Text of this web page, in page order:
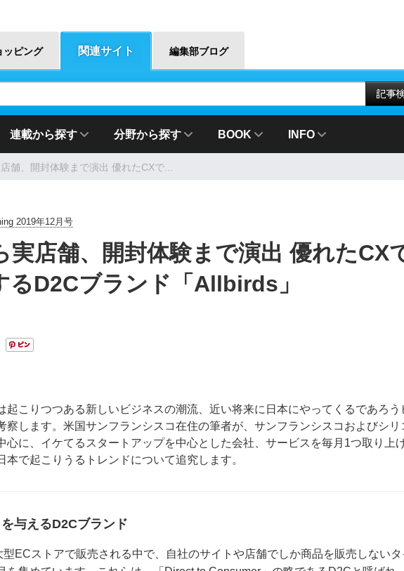
ッピング 関連サイト 編集部ブログ
連載から探す 分野から探す BOOK INFO
舗、開封体験まで演出 優れたCXで...
2019年12月号
実店舗、開封体験まで演出 優れたCX
るD2Cブランド「Allbirds」
起こりつつある新しいビジネスの潮流、近い将来に日本にやってくるであろう
察します。米国サンフランシスコ在住の筆者が、サンフランシスコおよびシリ
心に、イケてるスタートアップを中心とした会社、サービスを毎月1つ取り上
で起こりうるトレンドについて追究します。
与えるD2Cブランド
ECストアで販売される中で、自社のサイトや店舗でしか商品を販売しないタ